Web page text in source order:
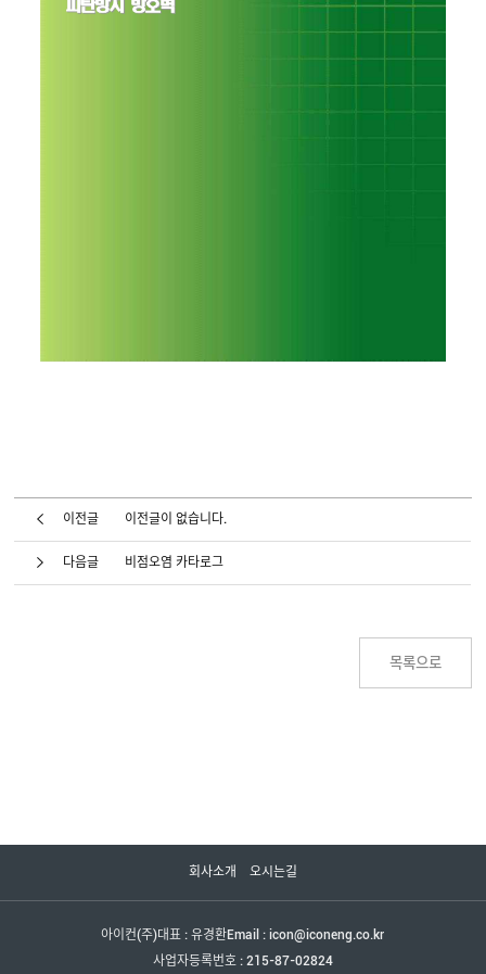
이전글 이전글이 없습니다.
다음글 비점오염 카타로그
회사소개 오시는길
아이컨(주)대표 : 유경환Email : icon@iconeng.co.kr
사업자등록번호 : 215-87-02824